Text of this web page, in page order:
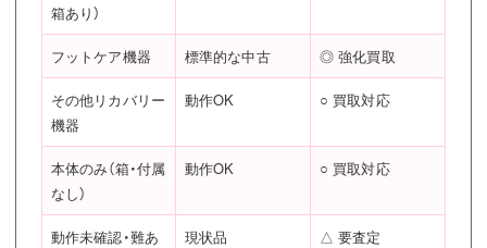
箱あり）
フットケア機器 標準的な中古 ◎ 強化買取
その他リカバリー
機器
動作OK ○ 買取対応
本体のみ（箱・付属
なし）
動作OK ○ 買取対応
動作未確認・難あ
現状品 △ 要査定